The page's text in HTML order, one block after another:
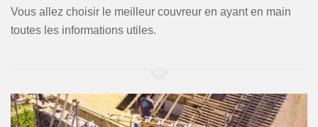
Vous allez choisir le meilleur couvreur en ayant en main
toutes les informations utiles.